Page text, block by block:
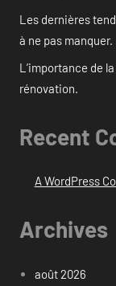
Les dernières
à ne pas manquer.
L’importance de
rénovation.
Recent
A WordPress
Archives
août 2026